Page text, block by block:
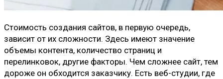
Стоимость создания сайтов, в первую очередь,
зависит от их сложности. Здесь имеют значение
объемы контента, количество страниц и
перелинковок, другие факторы. Чем сложнее сайт, тем
дороже он обходится заказчику. Есть веб-студии, где